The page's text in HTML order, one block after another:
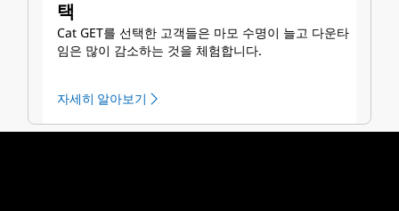
택
Cat GET를 선택한 고객들은 마모 수명이 늘고 다운타
임은 많이 감소하는 것을 체험합니다.
자세히 알아보기